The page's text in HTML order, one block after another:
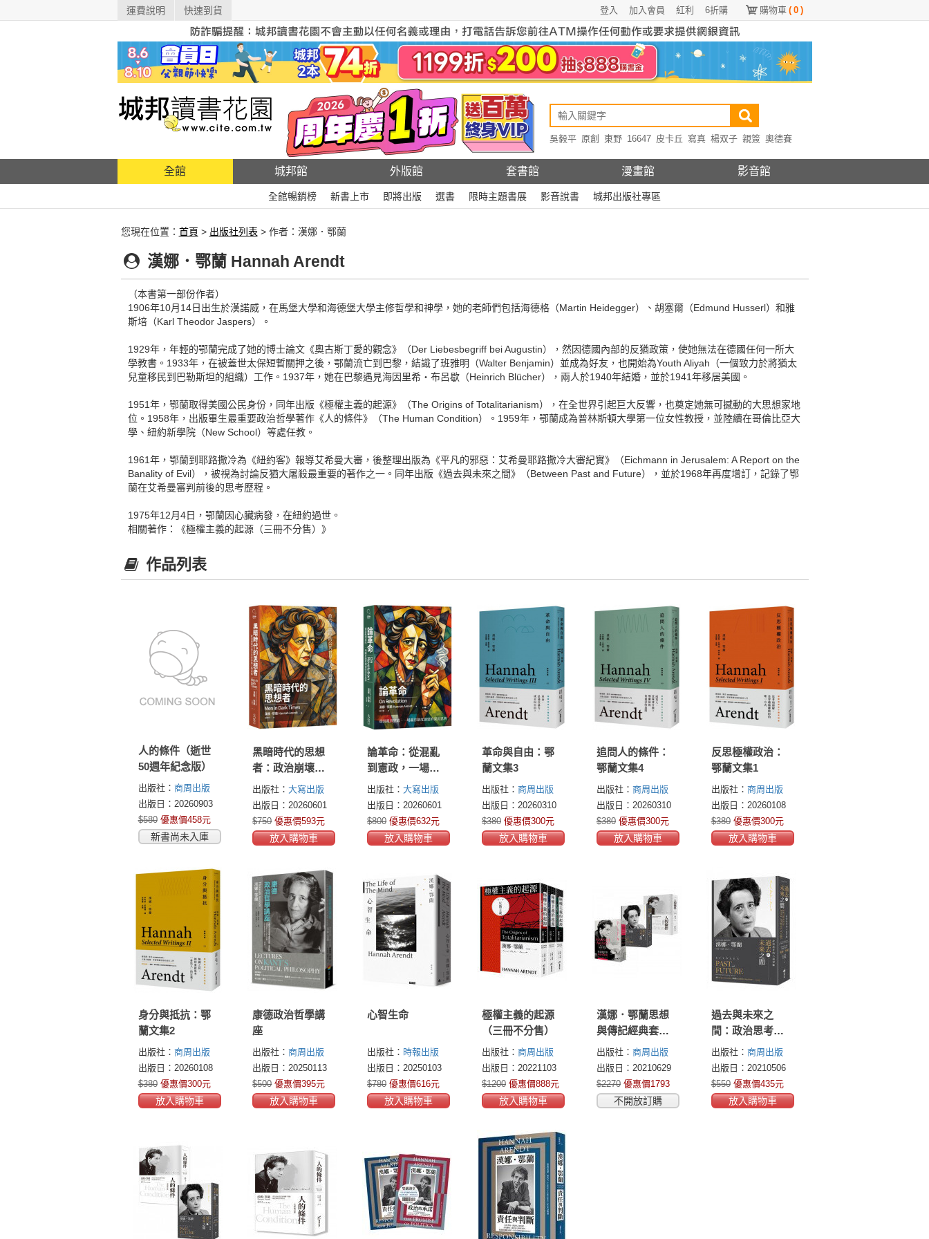
運費說明 快速到貨 購物車 ( 0 )
6折購
紅利
加入會員
登入
吳毅平 原創 東野 16647 皮卡丘 寫真 楊双子 親簽 奧德賽
全館 城邦館 外版館 套書館 漫畫館 影音館
全館暢銷榜 新書上市 即將出版 選書 限時主題書展 影音說書 城邦出版社專區
您現在位置： 首頁 > 出版社列表 > 作者：漢娜．鄂蘭
漢娜．鄂蘭 Hannah Arendt
（本書第一部份作者）
1906年10月14日出生於漢諾威，在馬堡大學和海德堡大學主修哲學和神學，她的老師們包括海德格（Martin Heidegger）、胡塞爾（Edmund Husserl）和雅
斯培（Karl Theodor Jaspers）。
1929年，年輕的鄂蘭完成了她的博士論文《奧古斯丁愛的觀念》（Der Liebesbegriff bei Augustin），然因德國內部的反猶政策，使她無法在德國任何一所大
學教書。1933年，在被蓋世太保短暫關押之後，鄂蘭流亡到巴黎，結識了班雅明（Walter Benjamin）並成為好友，也開始為Youth Aliyah（一個致力於將猶太
兒童移民到巴勒斯坦的組織）工作。1937年，她在巴黎遇見海因里希・布呂歇（Heinrich Blücher），兩人於1940年結婚，並於1941年移居美國。
1951年，鄂蘭取得美國公民身份，同年出版《極權主義的起源》（The Origins of Totalitarianism），在全世界引起巨大反響，也奠定她無可撼動的大思想家地
位。1958年，出版畢生最重要政治哲學著作《人的條件》（The Human Condition）。1959年，鄂蘭成為普林斯頓大學第一位女性教授，並陸續在哥倫比亞大
學、紐約新學院（New School）等處任教。
1961年，鄂蘭到耶路撒冷為《紐約客》報導艾希曼大審，後整理出版為《平凡的邪惡：艾希曼耶路撒冷大審紀實》（Eichmann in Jerusalem: A Report on the
Banality of Evil），被視為討論反猶大屠殺最重要的著作之一。同年出版《過去與未來之間》（Between Past and Future），並於1968年再度增訂，記錄了鄂
蘭在艾希曼審判前後的思考歷程。
1975年12月4日，鄂蘭因心臟病發，在紐約過世。
相關著作：《極權主義的起源（三冊不分售）》
作品列表
人的條件（逝世
50週年紀念版）
出版社： 商周出版
出版日：20260903
$580 優惠價458元
新書尚未入庫
黑暗時代的思想
者：政治崩壞中
的公共世界與人
物素描
出版社：大寫出版
出版日：20260601
$750 優惠價593元
放入購物車
論革命：從混亂
到憲政，一場關
於制度創建的深
沉思辨
出版社：大寫出版
出版日：20260601
$800 優惠價632元
放入購物車
革命與自由：鄂
蘭文集3
出版社： 商周出版
出版日：20260310
$380 優惠價300元
放入購物車
追問人的條件：
鄂蘭文集4
出版社： 商周出版
出版日：20260310
$380 優惠價300元
放入購物車
反思極權政治：
鄂蘭文集1
出版社： 商周出版
出版日：20260108
$380 優惠價300元
放入購物車
身分與抵抗：鄂
蘭文集2
出版社： 商周出版
出版日：20260108
$380 優惠價300元
放入購物車
康德政治哲學講
座
出版社：商周出版
出版日：20250113
$500 優惠價395元
放入購物車
心智生命
出版社： 時報出版
出版日：20250103
$780 優惠價616元
放入購物車
極權主義的起源
（三冊不分售）
出版社： 商周出版
出版日：20221103
$1200 優惠價888元
放入購物車
漢娜．鄂蘭思想
與傳記經典套
書：《人的條
件》+《過去與未
來之間：政治思
考的八場習練》+
《愛這個世界：
出版社： 商周出版
出版日：20210629
$2270 優惠價1793
元
不開放訂購
過去與未來之
間：政治思考的
八場習練
出版社： 商周出版
出版日：20210506
$550 優惠價435元
放入購物車